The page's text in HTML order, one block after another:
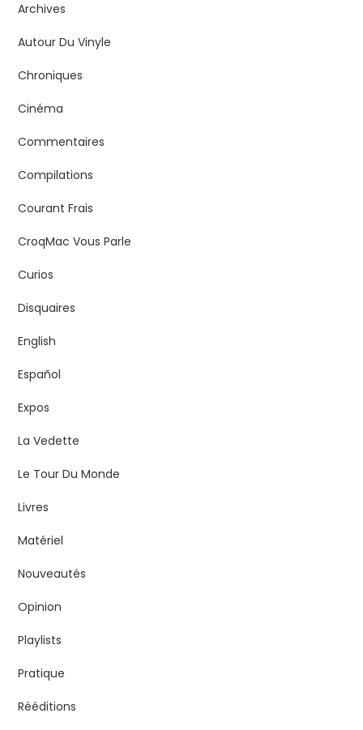
Archives
Autour Du Vinyle
Chroniques
Cinéma
Commentaires
Compilations
Courant Frais
CroqMac Vous Parle
Curios
Disquaires
English
Español
Expos
La Vedette
Le Tour Du Monde
Livres
Matériel
Nouveautés
Opinion
Playlists
Pratique
Rééditions